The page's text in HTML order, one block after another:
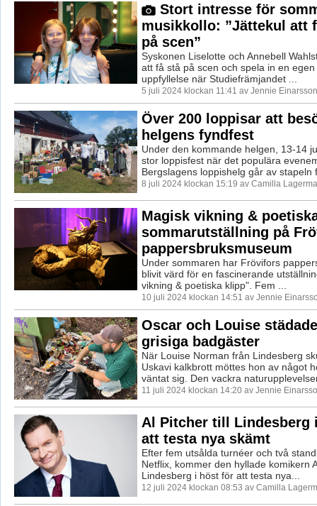
Stort intresse för
musikkollo: ”Jättekul att
på scen”
Syskonen Liselotte och Annebell
att få stå på scen och spela in en egen
uppfyllelse när Studiefrämjandet ...
5 juli 2024 klockan 11:41 av Jennie
Över 200 loppisar att
helgens fyndfest
Under den kommande helgen, 13-14
stor loppisfest när det populära
Bergslagens loppishelg går av stapeln
8 juli 2024 klockan 15:19 av Camilla
Magisk vikning &
sommarutställning på
pappersbruksmuseum
Under sommaren har Frövifors
blivit värd för en fascinerande
vikning & poetiska klipp". Fem ...
10 juli 2024 klockan 14:51 av Jennie
Oscar och Louise
grisiga badgäster
När Louise Norman från Lindesberg
Uskavi kalkbrott möttes hon av något
väntat sig. Den vackra
11 juli 2024 klockan 14:20 av Jennie
Al Pitcher till Lindesberg
att testa nya skämt
Efter fem utsålda turnéer och två
Netflix, kommer den hyllade komikern
Lindesberg i höst för att testa nya...
12 juli 2024 klockan 08:53 av Camilla